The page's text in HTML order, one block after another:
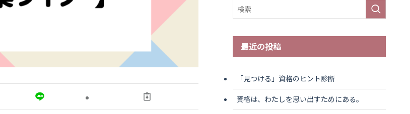
最近の投稿
「見つける」資格のヒント診断
資格は、わたしを思い出すためにある。